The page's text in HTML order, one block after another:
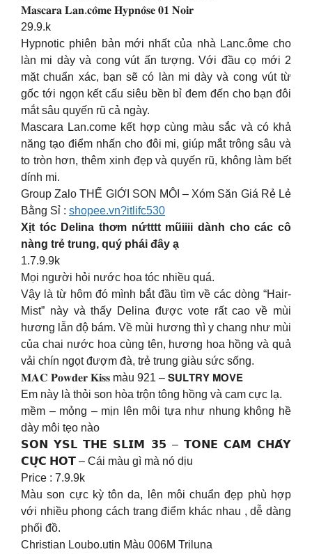
𝐌𝐚𝐬𝐜𝐚𝐫𝐚 𝐋𝐚𝐧.𝐜𝐨̂𝐦𝐞 𝐇𝐲𝐩𝐧𝐨̂𝐬𝐞 𝟎𝟏 𝐍𝐨𝐢𝐫
29.9.k
Hypnotic phiên bản mới nhất của nhà Lanc.ôme cho
làn mi dày và cong vút ấn tượng. Với đầu cọ mới 2
mặt chuẩn xác, bạn sẽ có làn mi dày và cong vút từ
gốc tới ngọn kết cấu siêu bền bỉ đem đến cho bạn đôi
mắt sâu quyến rũ cả ngày.
Mascara Lan.come kết hợp cùng màu sắc và có khả
năng tạo điểm nhấn cho đôi mi, giúp mắt trông sâu và
to tròn hơn, thêm xinh đẹp và quyến rũ, không làm bết
dính mi.
Group Zalo THẾ GIỚI SON MÔI – Xóm Săn Giá Rẻ Lẻ
Bằng Sỉ : shopee.vn?itlifc530
Xịt tóc Delina thơm nứtttt mũiiii dành cho các cô
nàng trẻ trung, quý phái đây ạ
1.7.9.9k
Mọi người hỏi nước hoa tóc nhiều quá.
Vậy là từ hôm đó mình bắt đầu tìm về các dòng “Hair-
Mist” này và thấy Delina được vote rất cao về mùi
hương lẫn độ bám. Về mùi hương thì y chang như mùi
của chai nước hoa cùng tên, hương hoa hồng và quả
vải chín ngọt đượm đà, trẻ trung giàu sức sống.
𝐌𝐀𝐂 𝐏𝐨𝐰𝐝𝐞𝐫 𝐊𝐢𝐬𝐬 màu 921 – 𝗦𝗨𝗟𝗧𝗥𝗬 𝗠𝗢𝗩𝗘
Em này là thỏi son hòa trộn tông hồng và cam cực lạ.
mềm – mỏng – mịn lên môi tựa như nhung không hề
dày môi tẹo nào
𝗦𝗢𝗡 𝗬𝗦𝗟 𝗧𝗛𝗘 𝗦𝗟𝗜𝗠 𝟯𝟱 – 𝗧𝗢𝗡𝗘 𝗖𝗔𝗠 𝗖𝗛𝗔́𝗬
𝗖𝗨̛̣𝗖 𝗛𝗢𝗧 – Cái màu gì mà nó dịu
Price : 7.9.9k
Màu son cực kỳ tôn da, lên môi chuẩn đẹp phù hợp
với nhiều phong cách trang điểm khác nhau , dễ dàng
phối đồ.
Christian Loubo.utin Màu 006M Triluna